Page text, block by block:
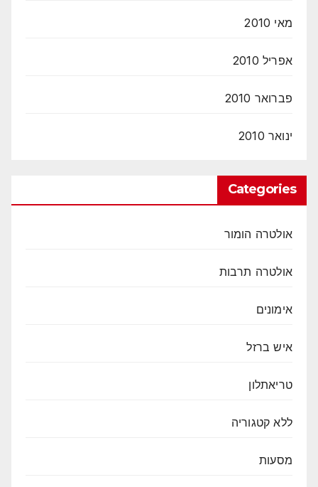
מאי 2010
אפריל 2010
פברואר 2010
ינואר 2010
Categories
אולטרה הומור
אולטרה תרבות
אימונים
איש ברזל
טריאתלון
ללא קטגוריה
מסעות